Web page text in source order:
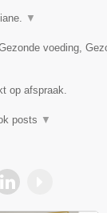
▼
voeding,
op afspraak.
posts ▼